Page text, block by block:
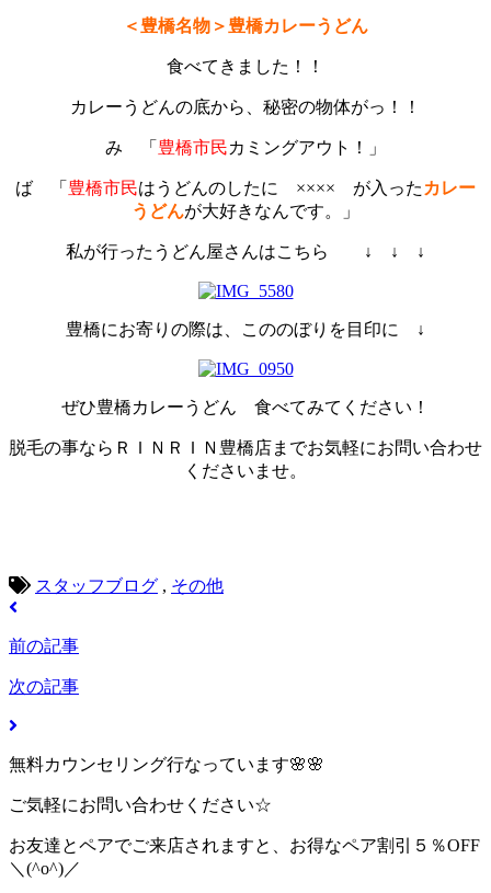
＜豊橋名物＞豊橋カレーうどん
食べてきました！！
カレーうどんの底から、秘密の物体がっ！！
み 「 豊橋市民カミングアウト！」
ば 「 豊橋市民はうどんのしたに ×××× が入った カレー
うどんが大好きなんです。」
私が行ったうどん屋さんはこちら ↓ ↓ ↓
豊橋にお寄りの際は、こののぼりを目印に ↓
ぜひ豊橋カレーうどん 食べてみてください！
脱毛の事ならＲＩＮＲＩＮ豊橋店までお気軽にお問い合わせ
くださいませ。
スタッフブログ , その他
前の記事
次の記事
無料カウンセリング行なっています🌸🌸
ご気軽にお問い合わせください☆
お友達とペアでご来店されますと、お得なペア割引５％OFF
＼(^o^)／